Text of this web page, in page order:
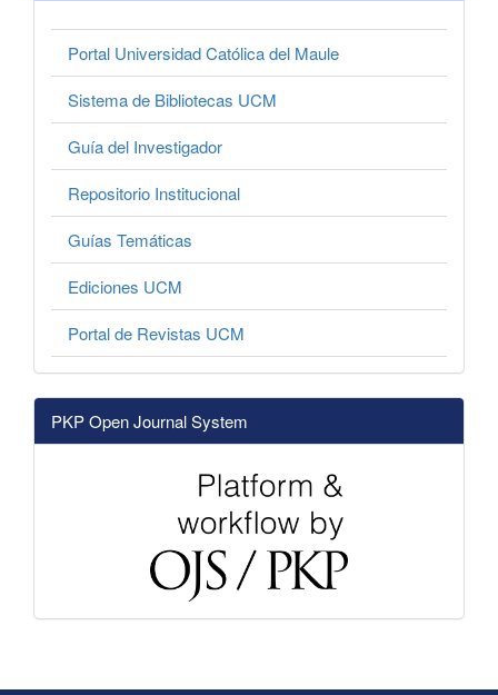
Portal Universidad Católica del Maule
Sistema de Bibliotecas UCM
Guía del Investigador
Repositorio Institucional
Guías Temáticas
Ediciones UCM
Portal de Revistas UCM
PKP Open Journal System